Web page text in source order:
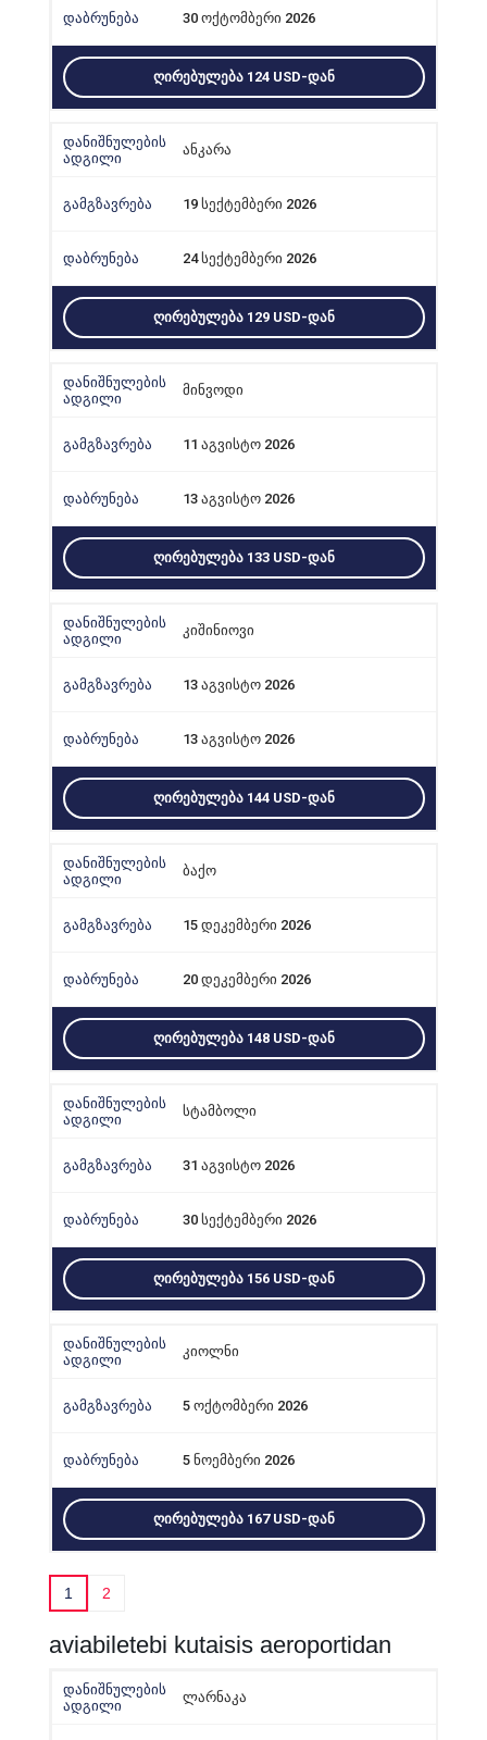
30 ოქტომბერი 2026
ᲦᲘᲠᲔᲑᲣᲚᲔᲑᲐ 124 USD-ᲓᲐᲜ
ანკარა
19 სექტემბერი 2026
24 სექტემბერი 2026
ᲦᲘᲠᲔᲑᲣᲚᲔᲑᲐ 129 USD-ᲓᲐᲜ
მინვოდი
11 აგვისტო 2026
13 აგვისტო 2026
ᲦᲘᲠᲔᲑᲣᲚᲔᲑᲐ 133 USD-ᲓᲐᲜ
კიშინიოვი
13 აგვისტო 2026
13 აგვისტო 2026
ᲦᲘᲠᲔᲑᲣᲚᲔᲑᲐ 144 USD-ᲓᲐᲜ
ბაქო
15 დეკემბერი 2026
20 დეკემბერი 2026
ᲦᲘᲠᲔᲑᲣᲚᲔᲑᲐ 148 USD-ᲓᲐᲜ
სტამბოლი
31 აგვისტო 2026
30 სექტემბერი 2026
ᲦᲘᲠᲔᲑᲣᲚᲔᲑᲐ 156 USD-ᲓᲐᲜ
კიოლნი
5 ოქტომბერი 2026
5 ნოემბერი 2026
ᲦᲘᲠᲔᲑᲣᲚᲔᲑᲐ 167 USD-ᲓᲐᲜ
1 2
aviabiletebi kutaisis aeroportidan
ლარნაკა